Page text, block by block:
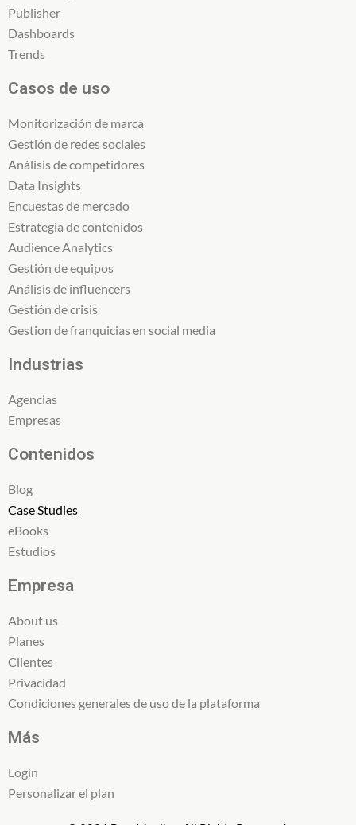
Publisher
Dashboards
Trends
Casos de uso
Monitorización de marca
Gestión de redes sociales
Análisis de competidores
Data Insights
Encuestas de mercado
Estrategia de contenidos
Audience Analytics
Gestión de equipos
Análisis de influencers
Gestión de crisis
Gestion de franquicias en social media
Industrias
Agencias
Empresas
Contenidos
Blog
Case Studies
eBooks
Estudios
Empresa
About us
Planes
Clientes
Privacidad
Condiciones generales de uso de la plataforma
Más
Login
Personalizar el plan